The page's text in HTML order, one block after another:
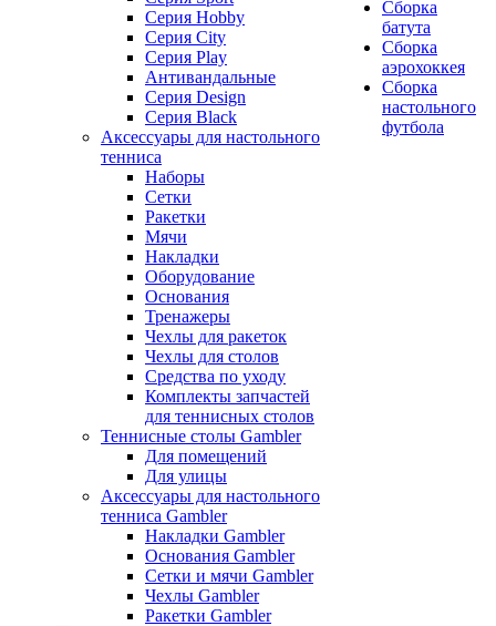
Серия Hobby
Серия City
Серия Play
Антивандальные
Серия Design
Серия Black
Аксессуары для настольного
тенниса
Наборы
Сетки
Ракетки
Мячи
Накладки
Оборудование
Основания
Тренажеры
Чехлы для ракеток
Чехлы для столов
Средства по уходу
Комплекты запчастей
для теннисных столов
Теннисные столы Gambler
Для помещений
Для улицы
Аксессуары для настольного
тенниса Gambler
Накладки Gambler
Основания Gambler
Сетки и мячи Gambler
Чехлы Gambler
Ракетки Gambler
Сборка
батута
Сборка
аэрохоккея
Сборка
настольного
футбола